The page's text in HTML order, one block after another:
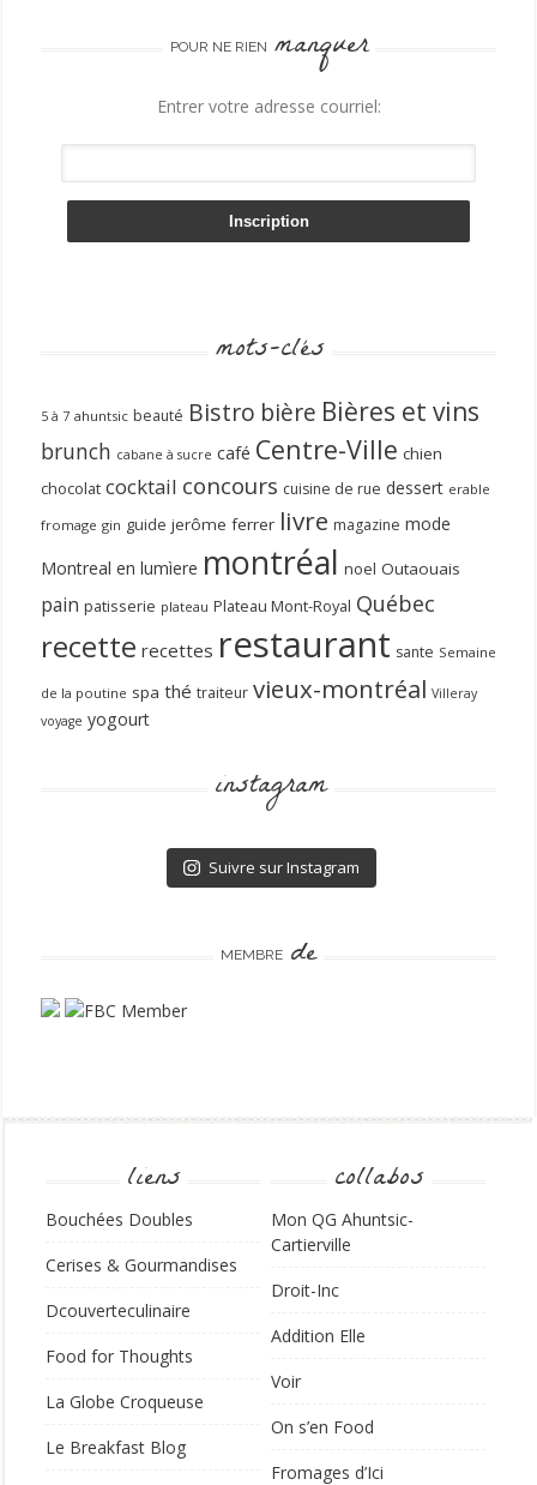
POUR NE RIEN manquer
Entrer votre adresse courriel:
mots-clés
5 à 7 ahuntsic beauté Bistro bière Bières et vins
brunch cabane à sucre café Centre-Ville chien
chocolat cocktail concours cuisine de rue dessert erable
fromage gin guide jerôme ferrer livre magazine mode
Montreal en lumìere montréal noel Outaouais
pain patisserie plateau Plateau Mont-Royal Québec
recette recettes restaurant sante Semaine
de la poutine spa thé traiteur vieux-montréal Villeray
voyage yogourt
instagram
Suivre sur Instagram
MEMBRE de
liens
Bouchées Doubles
Cerises & Gourmandises
Dcouverteculinaire
Food for Thoughts
La Globe Croqueuse
Le Breakfast Blog
collabos
Mon QG Ahuntsic-
Cartierville
Droit-Inc
Addition Elle
Voir
On s’en Food
Fromages d’Ici